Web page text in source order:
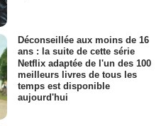
Déconseillée aux moins de 16
ans : la suite de cette série
Netflix adaptée de l'un des 100
meilleurs livres de tous les
temps est disponible
aujourd'hui